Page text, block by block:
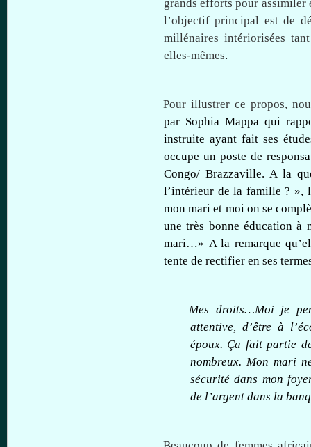
grands efforts pour assimiler
l’objectif principal estde
millénaires intériorisées tant
elles-mêmes.
Pour illustrer ce propos,
par SophiaMappa qui
instruite ayant faitses
occupe unposte de
Congo/ Brazzaville. A la
l’intérieur de la famille ? »,
mon mari et moion se
une très bonne éducation à
mari…» A la remarque
tente de rectifier en ses
Mes droits…Moi je
attentive, d’être à
époux. Ça faitpartie
nombreux. Mon mari
sécurité dans mon
de l’argent dans la